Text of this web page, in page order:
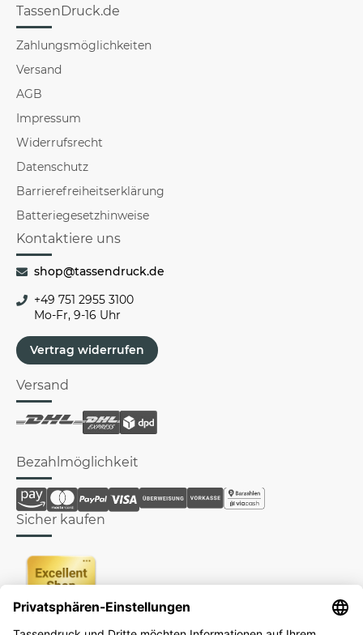
TassenDruck.de
Zahlungsmöglichkeiten
Versand
AGB
Impressum
Widerrufsrecht
Datenschutz
Barrierefreiheitserklärung
Batteriegesetzhinweise
Kontaktiere uns
shop@tassendruck.de
+49 751 2955 3100
Mo-Fr, 9-16 Uhr
Vertrag widerrufen
Versand
Bezahlmöglichkeit
Sicher kaufen